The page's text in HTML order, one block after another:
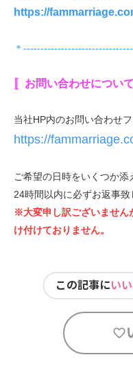
https://
＊
〚お問い合わせについて
当社HP内のお問い合わせ
https://
ご希望の日時をいくつか添
24時間以内に必ずお返事致
※大変申し訳ございません
け付けておりません。
この記事にい